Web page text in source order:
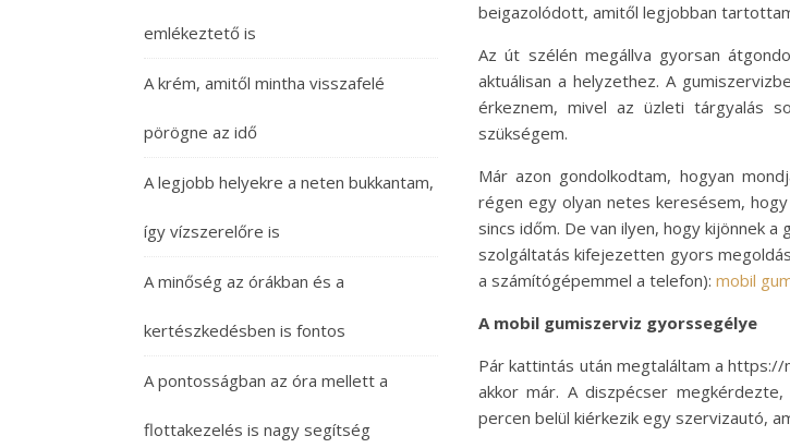
emlékeztető is
A krém, amitől mintha visszafelé
pörögne az idő
A legjobb helyekre a neten bukkantam,
így vízszerelőre is
A minőség az órákban és a
kertészkedésben is fontos
A pontosságban az óra mellett a
flottakezelés is nagy segítség
beigazolódott, amitől legjobban
Az út szélén megállva gyorsan
aktuálisan a helyzethez. A
érkeznem, mivel az üzleti tárgyalás
szükségem.
Már azon gondolkodtam, hogyan
régen egy olyan netes keresésem,
sincs időm. De van ilyen, hogy kijönnek
szolgáltatás kifejezetten gyors
a számítógépemmel a telefon): mobil
A mobil gumiszerviz gyorssegélye
Pár kattintás után megtaláltam a
akkor már. A diszpécser
percen belül kiérkezik egy szervizautó,